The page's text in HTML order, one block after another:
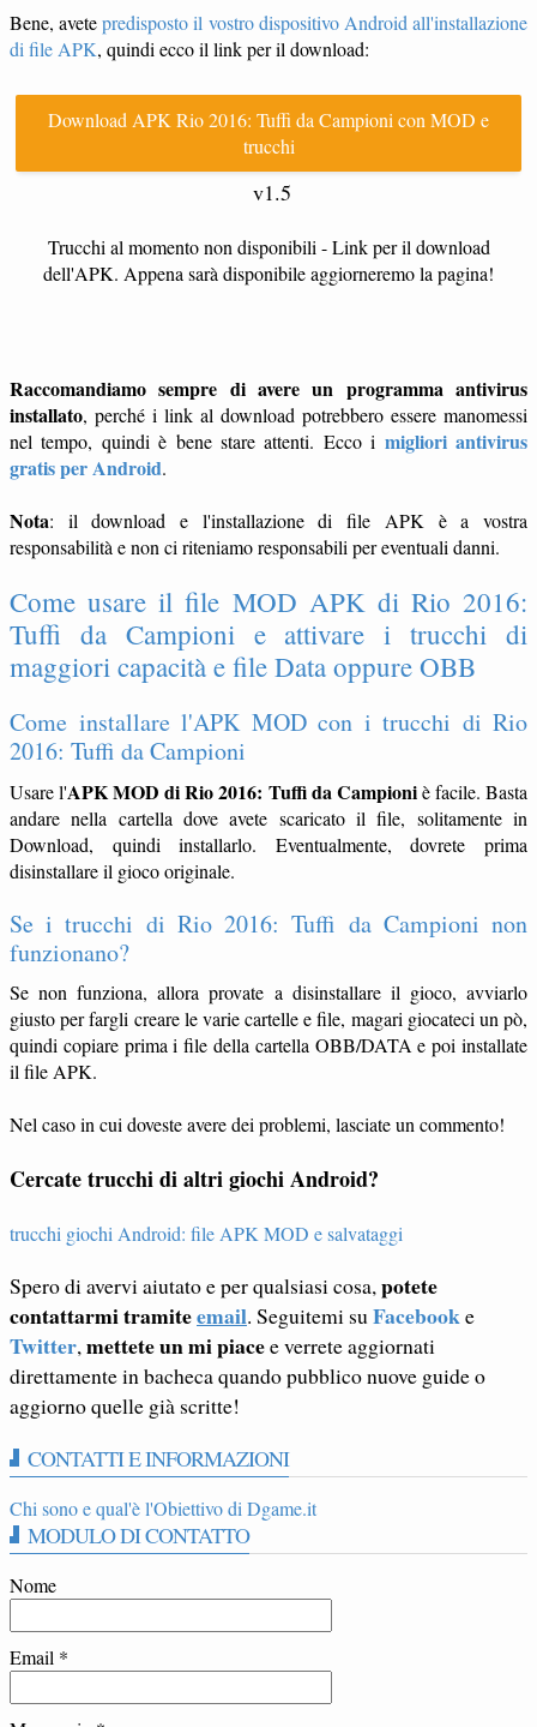
Bene, avetepredisposto il vostro dispositivo Android all'installazione
di file APK, quindi ecco il link per il download:
Download APK Rio 2016: Tuffi da Campioni con MOD e
trucchi
v1.5
Trucchi al momento non disponibili - Link per il download
dell'APK. Appena sarà disponibile aggiorneremo la pagina!
Raccomandiamo sempre di avere un programma antivirus
installato, perché i link al download potrebbero essere manomessi
nel tempo, quindi è bene stare attenti. Ecco i migliori antivirus
gratis per Android.
Nota: il download e l'installazione di file APK è a vostra
responsabilità e non ci riteniamo responsabili per eventuali danni.
Come usare il file MOD APK di Rio 2016:
Tuffi da Campioni e attivare i trucchi di
maggiori capacità e file Data oppure OBB
Come installare l'APK MOD con i trucchi di Rio
2016: Tuffi da Campioni
Usare l'APK MOD di Rio 2016: Tuffi da Campioniè facile. Basta
andare nella cartella dove avete scaricato il file, solitamente in
Download, quindi installarlo. Eventualmente, dovrete prima
disinstallare il gioco originale.
Se i trucchi di Rio 2016: Tuffi da Campioni non
funzionano?
Se non funziona, allora provate a disinstallare il gioco, avviarlo
giusto per fargli creare le varie cartelle e file, magari giocateci un pò,
quindi copiare prima i file della cartella OBB/DATA e poi installate
il file APK.
Nel caso in cui doveste avere dei problemi, lasciate un commento!
Cercate trucchi di altri giochi Android?
trucchi giochi Android: file APK MOD e salvataggi
Spero di avervi aiutato e per qualsiasi cosa,potete
contattarmi tramiteemail. Seguitemi suFacebooke
Twitter,mettete un mi piacee verrete aggiornati
direttamente in bacheca quando pubblico nuove guide o
aggiorno quelle già scritte!
CONTATTI E INFORMAZIONI
Chi sono e qual'è l'Obiettivo di Dgame.it
MODULO DI CONTATTO
Nome
Email *